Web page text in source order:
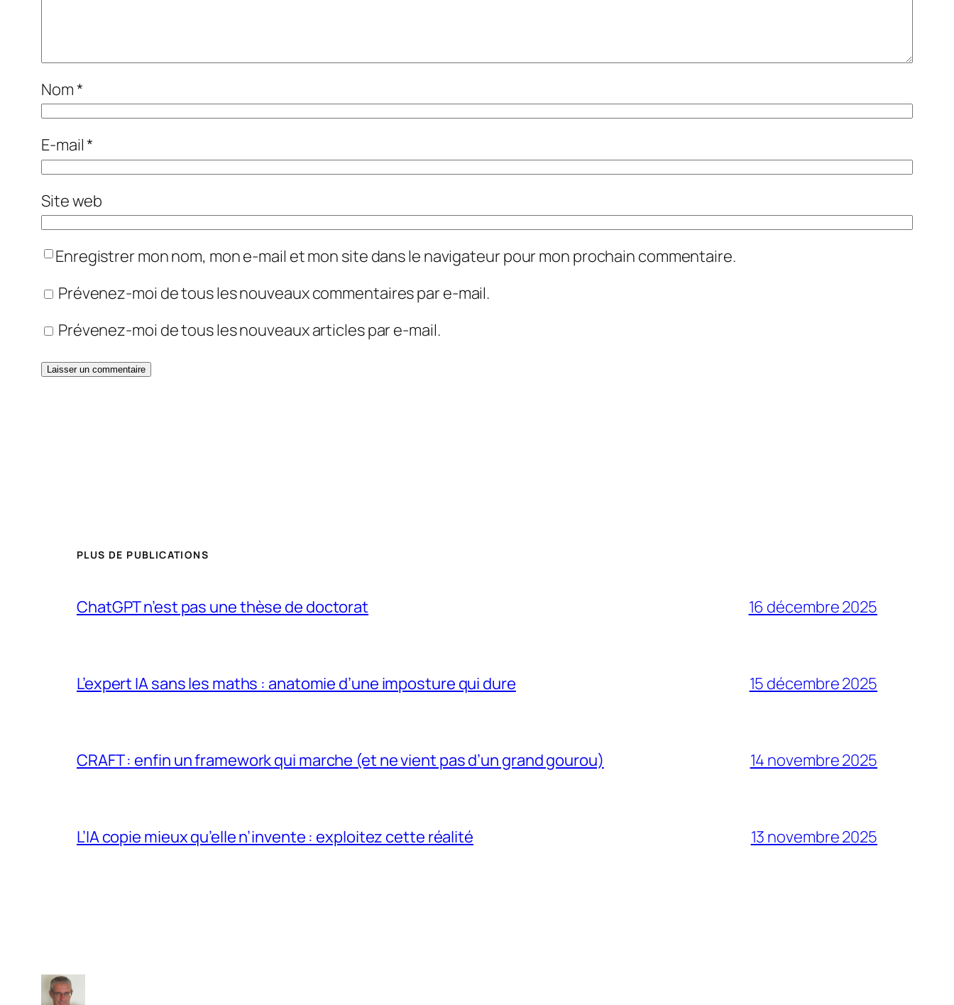
Nom*
E-mail*
Site web
Enregistrer mon nom, mon e-mail et mon site dans le navigateur pour mon prochain commentaire.
Prévenez-moi de tous les nouveaux commentaires par e-mail.
Prévenez-moi de tous les nouveaux articles par e-mail.
PLUS DE PUBLICATIONS
ChatGPT n’est pas une thèse de doctorat 16 décembre 2025
L’expert IA sans les maths : anatomie d’une imposture qui dure 15 décembre 2025
CRAFT : enfin un framework qui marche (et ne vient pas d’un grand gourou) 14 novembre 2025
L’IA copie mieux qu’elle n’invente : exploitez cette réalité 13 novembre 2025